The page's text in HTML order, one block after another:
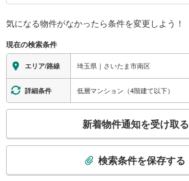
南
に
関
す
る
情
気になる物件がなかったら条件を変更しよう！
現在の検索条件
エリア/路線 埼玉県｜さいたま市南区
詳細条件 低層マンション（4階建て以下）
検
新着物件通知を受け取る
検索条件を保存する